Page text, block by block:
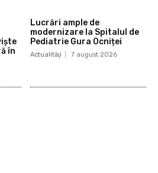
în
Lucrări ample de
modernizare la Spitalul de
Pediatrie Gura Ocniței
Actualităţi 7 august 2026